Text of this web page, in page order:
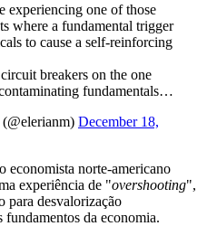
experiencing one of those
where a fundamental trigger
to cause a self-reinforcing
breakers on the one
fundamentals…
December 18,
economista norte-americano
experiência de "overshooting",
para desvalorização
fundamentos da economia.